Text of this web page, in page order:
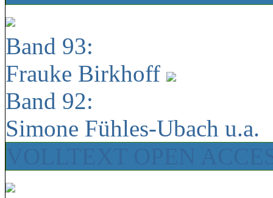
Band 93:
Frauke Birkhoff
Band 92:
Simone Fühles-Ubach u.a.